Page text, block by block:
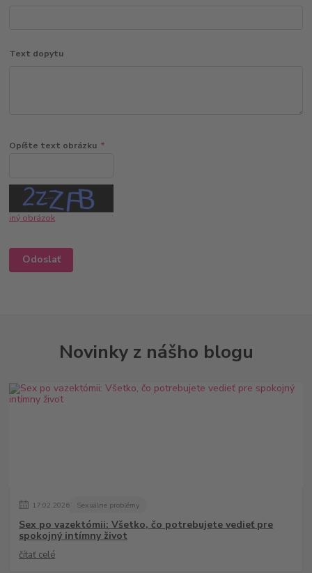
Text dopytu
Opíšte text obrázku *
iný obrázok
Novinky z nášho blogu
17.02.2026 Sexuálne problémy
Sex po vazektómii: Všetko, čo potrebujete vedieť pre
spokojný intímny život
čítať celé